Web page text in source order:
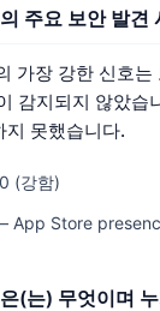
주요 보안 발견
가장 강한 신호
감지되지 않았습
못했습니다.
(강함)
App Store
(는) 무엇이며